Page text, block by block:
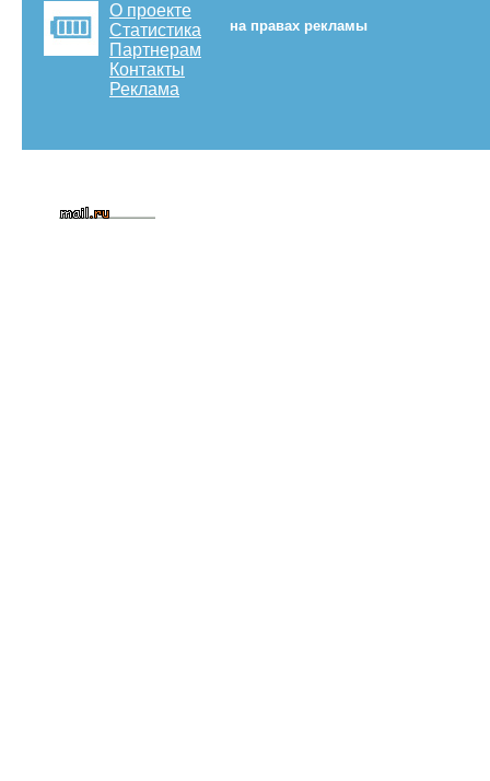
О проекте
Статистика
Партнерам
Контакты
Реклама
на правах рекламы